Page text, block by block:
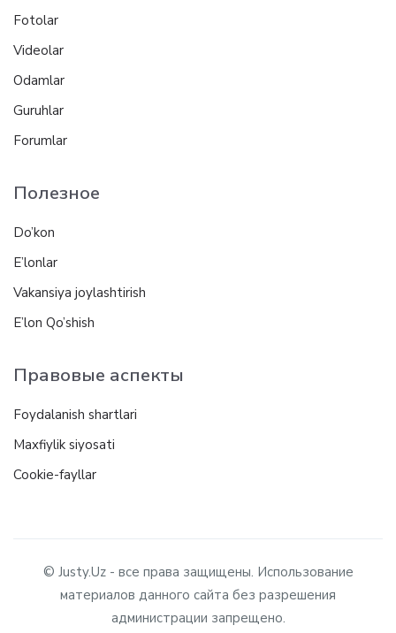
Fotolar
Videolar
Odamlar
Guruhlar
Forumlar
Полезное
Do’kon
E’lonlar
Vakansiya joylashtirish
E’lon Qo’shish
Правовые аспекты
Foydalanish shartlari
Maxfiylik siyosati
Cookie-fayllar
© Justy.Uz - все права защищены. Использование
материалов данного сайта без разрешения
администрации запрещено.